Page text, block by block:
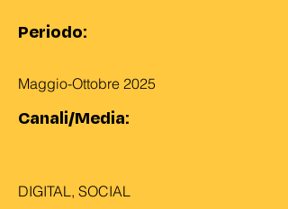
Periodo:
Maggio-Ottobre 2025
Canali/Media:
DIGITAL, SOCIAL